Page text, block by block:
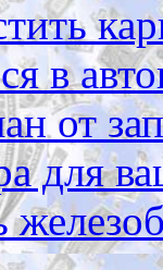
в
от
для